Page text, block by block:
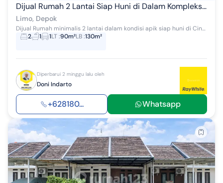
Dijual Rumah 2 Lantai Siap Huni di Dalam Kompleks Dekat Akses To
Limo, Depok
Dijual Rumah minimalis 2 lantai dalam kondisi apik siap huni di Cinere Residence, Limo. Lokasi dekat akses jalan tol Limo 1 dan 2. Lingkungan nyama...
2
1 1LT:90m²LB:130m²
Diperbarui 2 minggu lalu oleh
Doni Indarto
+628180... Whatsapp